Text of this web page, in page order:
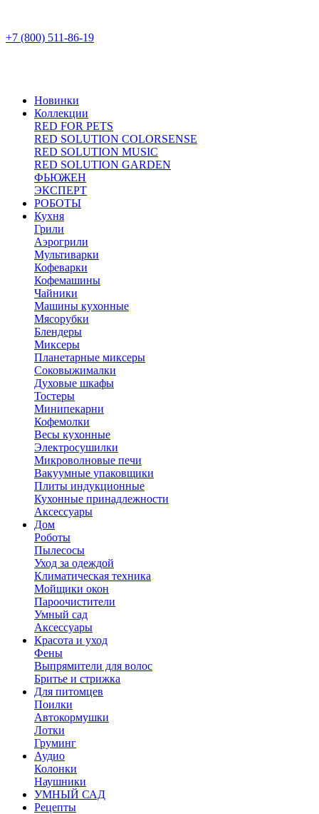
+7 (800) 511-86-19
Новинки
Коллекции
RED FOR PETS
RED SOLUTION COLORSENSE
RED SOLUTION MUSIC
RED SOLUTION GARDEN
ФЬЮЖЕН
ЭКСПЕРТ
РОБОТЫ
Кухня
Грили
Аэрогрили
Мультиварки
Кофеварки
Кофемашины
Чайники
Машины кухонные
Мясорубки
Блендеры
Миксеры
Планетарные миксеры
Соковыжималки
Духовые шкафы
Тостеры
Минипекарни
Кофемолки
Весы кухонные
Электросушилки
Микроволновые печи
Вакуумные упаковщики
Плиты индукционные
Кухонные принадлежности
Аксессуары
Дом
Роботы
Пылесосы
Уход за одеждой
Климатическая техника
Мойщики окон
Пароочистители
Умный сад
Аксессуары
Красота и уход
Фены
Выпрямители для волос
Бритье и стрижка
Для питомцев
Поилки
Автокормушки
Лотки
Груминг
Аудио
Колонки
Наушники
УМНЫЙ САД
Рецепты